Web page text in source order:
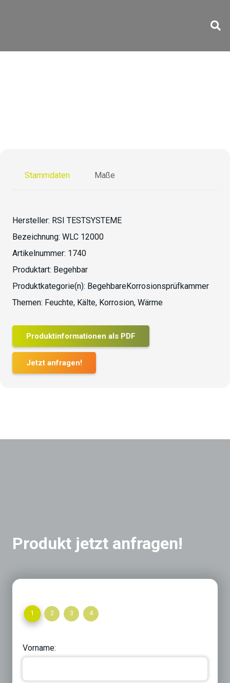
Stammdaten Maße
Hersteller: RSI TESTSYSTEME
Bezeichnung: WLC 12000
Artikelnummer: 1740
Produktart: Begehbar
Produktkategorie(n): BegehbareKorrosionsprüfkammer
Themen: Feuchte, Kälte, Korrosion, Wärme
Produktinformationen als PDF
Jetzt anfragen!
Produkt jetzt anfragen!
1 2 3 4
Vorname: